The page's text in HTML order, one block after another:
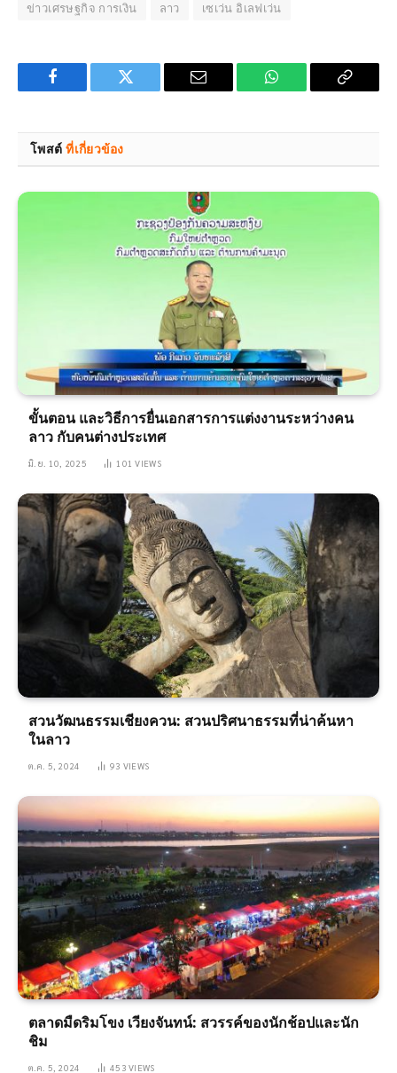
ข่าวเศรษฐกิจ การเงิน ลาว เซเว่น อิเลฟเว่น
Facebook Twitter Email WhatsApp Copy
โพสต์ที่เกี่ยวข้อง
ขั้นตอน และวิธีการยื่นเอกสารการแต่งงานระหว่างคน
ลาว กับคนต่างประเทศ
มิ.ย. 10, 2025 101VIEWS
สวนวัฒนธรรมเชียงควน: สวนปริศนาธรรมที่น่าค้นหา
ในลาว
ต.ค. 5, 2024 93 VIEWS
ตลาดมืดริมโขง เวียงจันทน์: สวรรค์ของนักช้อปและนัก
ชิม
ต.ค. 5, 2024 453VIEWS